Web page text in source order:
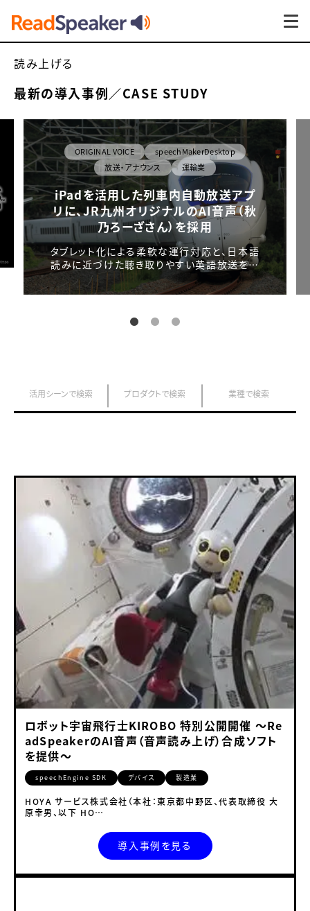
読み上げる
最新の導⼊事例／CASE STUDY
ORIGINAL VOICE
speechMakerDesktop
放送・アナウンス
運輸業
iPadを活用した列車内自動放送アプ
リに、JR九州オリジナルのAI音声（秋
乃ろーざさん）を採用
タブレット化による柔軟な運行対応と、日本語
読みに近づけた聴き取りやすい英語放送を…
活用シーンで検索 プロダクトで検索 業種で検索
ロボット宇宙飛行士KIROBO 特別公開開催 ～Re
adSpeakerのAI音声（音声読み上げ）合成ソフト
を提供～
speechEngine SDK デバイス 製造業
HOYA サービス株式会社（本社：東京都中野区、代表取締役 大
原幸男、以下 HO…
導入事例を見る